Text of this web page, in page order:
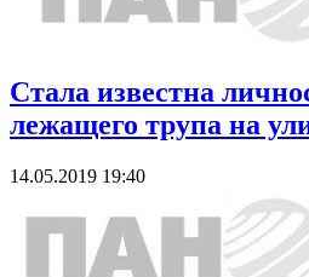
Стала известна
лежащего трупа на
14.05.2019 19:40